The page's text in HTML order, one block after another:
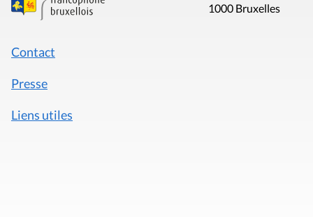
1000 Bruxelles
Contact
Presse
Liens utiles